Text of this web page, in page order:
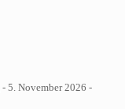
- 5. November 2026 -